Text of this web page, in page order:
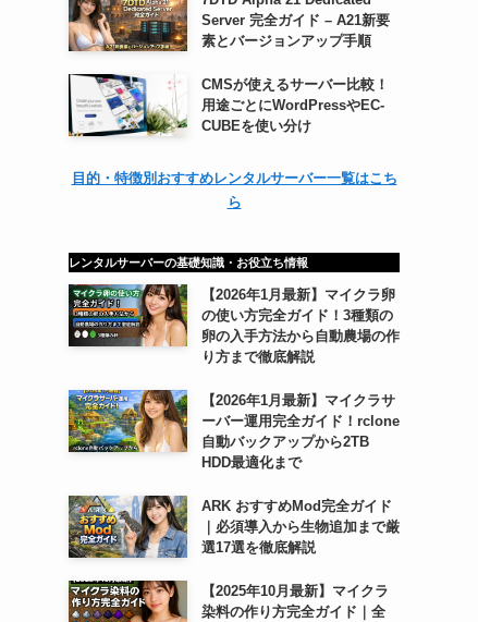
Server 完全ガイド – A21新要
素とバージョンアップ手順
CMSが使えるサーバー比較！
用途ごとにWordPressやEC-
CUBEを使い分け
目的・特徴別おすすめレンタルサーバー一覧はこち
ら
レンタルサーバーの基礎知識・お役立ち情報
【2026年1月最新】マイクラ卵
の使い方完全ガイド！3種類の
卵の入手方法から自動農場の作
り方まで徹底解説
【2026年1月最新】マイクラサ
ーバー運用完全ガイド！rclone
自動バックアップから2TB
HDD最適化まで
ARK おすすめMod完全ガイド
｜必須導入から生物追加まで厳
選17選を徹底解説
【2025年10月最新】マイクラ
染料の作り方完全ガイド｜全